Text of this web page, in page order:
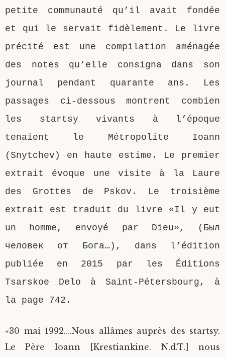
petite communauté qu’il avait fondée
et qui le servait fidèlement. Le livre
précité est une compilation aménagée
des notes qu’elle consigna dans son
journal pendant quarante ans. Les
passages ci-dessous montrent combien
les startsy vivants à l’époque
tenaient le Métropolite Ioann
(Snytchev) en haute estime. Le premier
extrait évoque une visite à la Laure
des Grottes de Pskov. Le troisième
extrait est traduit du livre «Il y eut
un homme, envoyé par Dieu», (Был
человек от Бога…), dans l’édition
publiée en 2015 par les Éditions
Tsarskoe Delo à Saint-Pétersbourg, à
la page 742.
«30 mai 1992….Nous allâmes auprès des startsy.
Le Père Ioann [Krestiankine. N.d.T.] nous